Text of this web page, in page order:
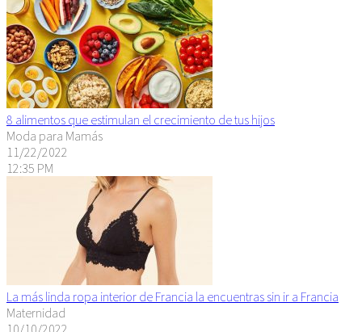
8 alimentos que estimulan el crecimiento de tus hijos
Moda para Mamás
11/22/2022
12:35 PM
La más linda ropa interior de Francia la encuentras sin ir a Francia
Maternidad
10/10/2022